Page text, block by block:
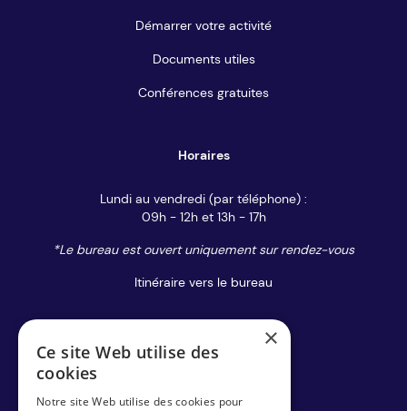
Démarrer votre activité
Documents utiles
Conférences gratuites
Horaires
Lundi au vendredi (par téléphone) :
09h - 12h et 13h - 17h
*Le bureau est ouvert uniquement sur rendez-vous
Itinéraire vers le bureau
Contact ×
Ce site Web utilise des
cookies
Notre site Web utilise des cookies pour